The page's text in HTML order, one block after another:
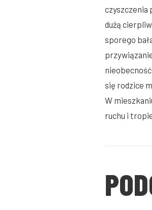
czyszczenia
dużą
sporego
się rodzice
W
ruchu i